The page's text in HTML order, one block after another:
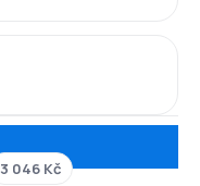
3 046 Kč